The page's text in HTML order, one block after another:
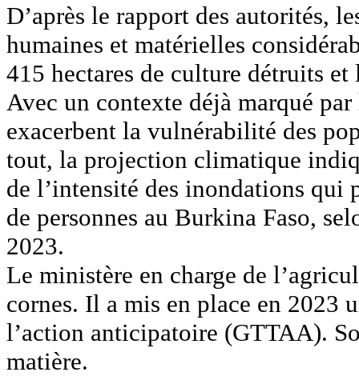
D’après le rapport des autorités,
humaines et matérielles
415 hectares de culture détruits
Avec un contexte déjà marqué
exacerbent la vulnérabilité des
tout, la projection climatique
de l’intensité des inondations
de personnes au Burkina Faso,
2023.
Le ministère en charge de
cornes. Il a mis en place en 2023
l’action anticipatoire (GTTAA).
matière.